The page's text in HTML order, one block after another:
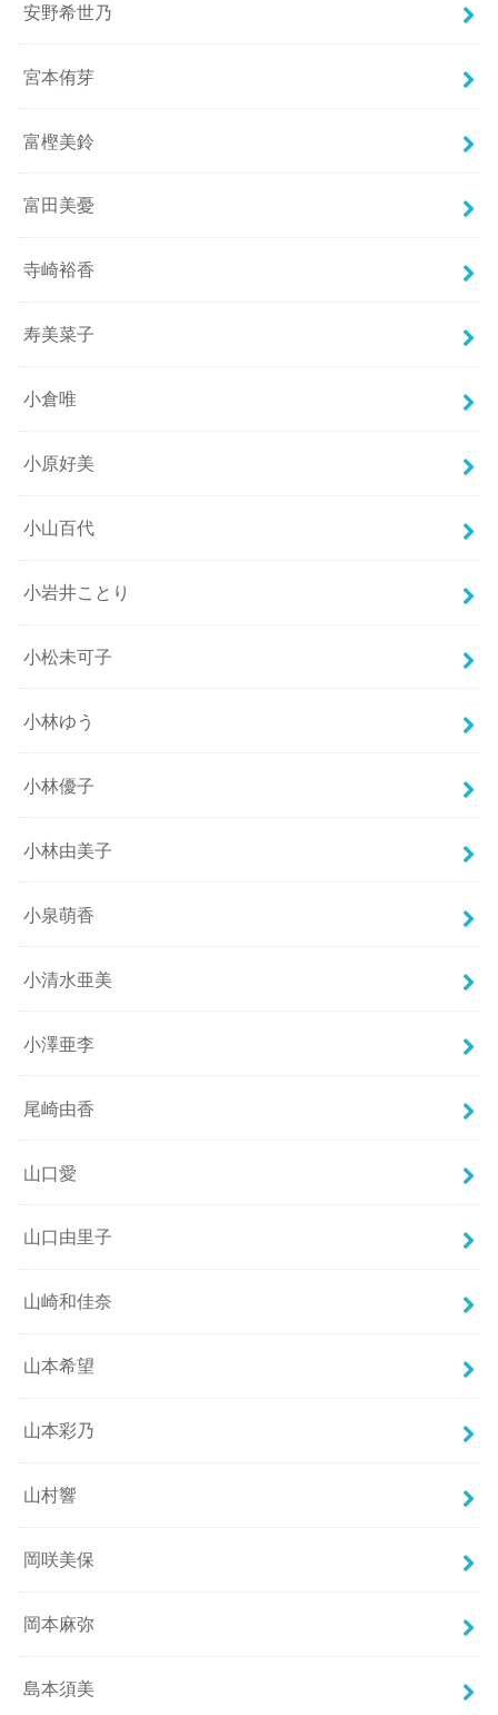
安野希世乃
宮本侑芽
富樫美鈴
富田美憂
寺崎裕香
寿美菜子
小倉唯
小原好美
小山百代
小岩井ことり
小松未可子
小林ゆう
小林優子
小林由美子
小泉萌香
小清水亜美
小澤亜李
尾崎由香
山口愛
山口由里子
山崎和佳奈
山本希望
山本彩乃
山村響
岡咲美保
岡本麻弥
島本須美